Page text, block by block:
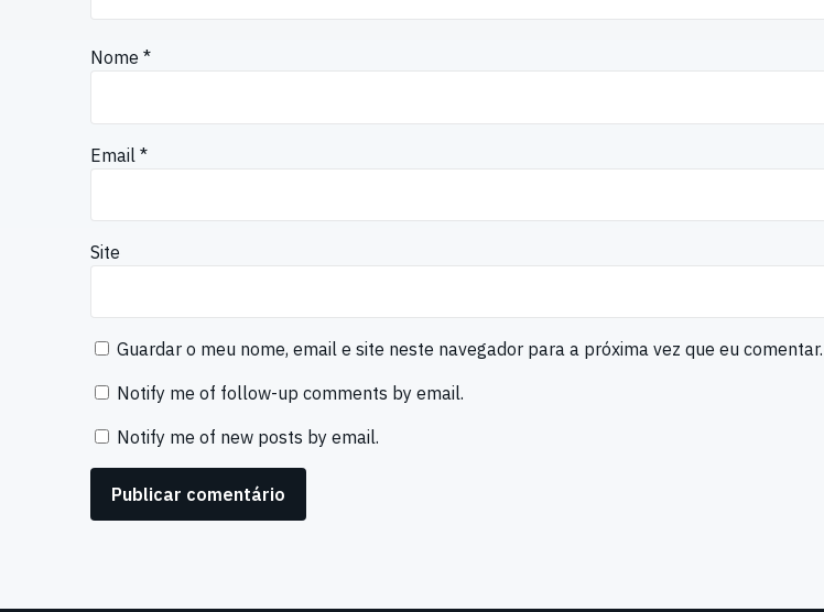
Nome *
Email *
Site
Guardar o meu nome, email e site neste navegador para a próxima vez que eu comentar.
Notify me of follow-up comments by email.
Notify me of new posts by email.